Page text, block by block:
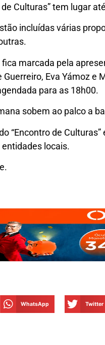
de Culturas” tem lugar
incluídas várias
marcada pela
Guerreiro, Eva Yámoz
para as 18h00.
sobem ao palco a
“Encontro de
locais.
PUB
WhatsApp Twitter